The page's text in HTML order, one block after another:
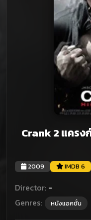
Crank 2 แคร
2009 IMDB 6
Director: -
Genres:
หนังแอคชั่น